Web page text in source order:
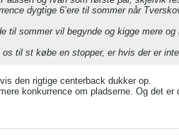
dygtige 6’ere til sommer når
til sommer vil begynde og kigge mere
til st købe en stopper, er hvis der er
den rigtige centerback dukker op.
konkurrence om pladserne. Og det er